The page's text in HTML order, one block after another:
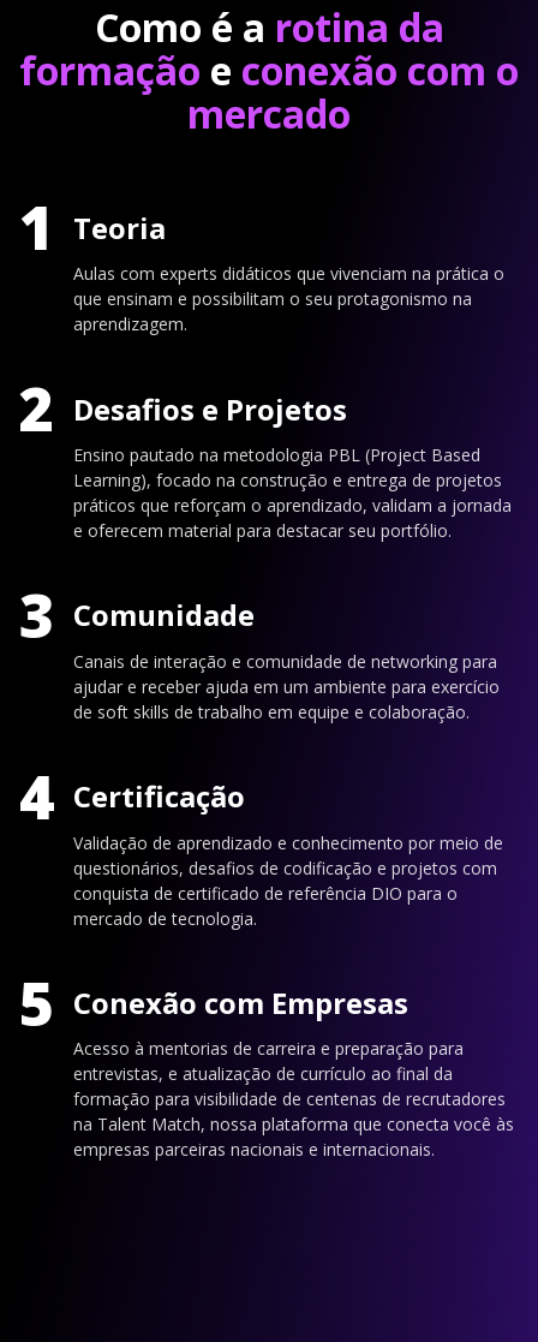
Como é a rotina da
formação e conexão com o
mercado
1 Teoria
Aulas com experts didáticos que vivenciam na prática o
que ensinam e possibilitam o seu protagonismo na
aprendizagem.
2 Desafios e Projetos
Ensino pautado na metodologia PBL (Project Based
Learning), focado na construção e entrega de projetos
práticos que reforçam o aprendizado, validam a jornada
e oferecem material para destacar seu portfólio.
3 Comunidade
Canais de interação e comunidade de networking para
ajudar e receber ajuda em um ambiente para exercício
de soft skills de trabalho em equipe e colaboração.
4 Certificação
Validação de aprendizado e conhecimento por meio de
questionários, desafios de codificação e projetos com
conquista de certificado de referência DIO para o
mercado de tecnologia.
5 Conexão com Empresas
Acesso à mentorias de carreira e preparação para
entrevistas, e atualização de currículo ao final da
formação para visibilidade de centenas de recrutadores
na Talent Match, nossa plataforma que conecta você às
empresas parceiras nacionais e internacionais.